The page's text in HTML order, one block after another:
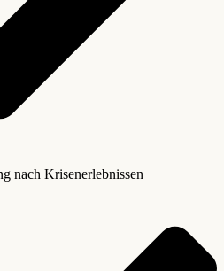
nach Krisenerlebnissen